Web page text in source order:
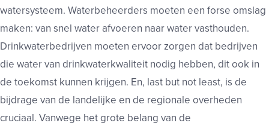
watersysteem. Waterbeheerders moeten een forse omslag
maken: van snel water afvoeren naar water vasthouden.
Drinkwaterbedrijven moeten ervoor zorgen dat bedrijven
die water van drinkwaterkwaliteit nodig hebben, dit ook in
de toekomst kunnen krijgen. En, last but not least, is de
bijdrage van de landelijke en de regionale overheden
cruciaal. Vanwege het grote belang van de